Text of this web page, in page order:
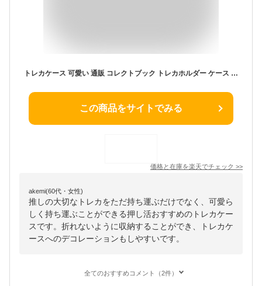
トレカケース 可愛い 通販 コレクトブック トレカホルダー ケース バインダー ファイル A5 6穴 チャック付き クリア 透明 キラキラ 収納 保護 整理 コンパクト 持ち運び デコ チェキ 写真 手帳 推し活 オタ活 アイドル コレクション カードゲーム
この商品をサイトでみる
価格と在庫を楽天でチェック >>
akemi(60代・女性)
推しの大切なトレカをただ持ち運ぶだけでなく、可愛ら
しく持ち運ぶことができる押し活おすすめのトレカケー
スです。折れないように収納することができ、トレカケ
ースへのデコレーションもしやすいです。
全てのおすすめコメント（2件）